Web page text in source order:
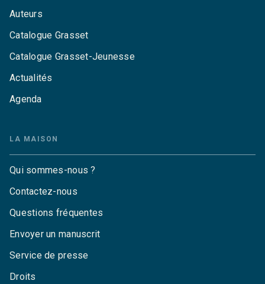
Auteurs
Catalogue Grasset
Catalogue Grasset-Jeunesse
Actualités
Agenda
LA MAISON
Qui sommes-nous ?
Contactez-nous
Questions fréquentes
Envoyer un manuscrit
Service de presse
Droits